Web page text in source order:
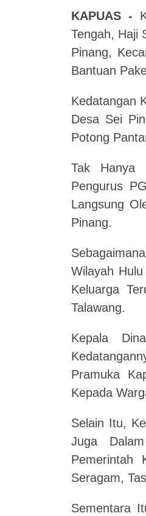
KAPUAS -
Tengah, Haji
Pinang,
Bantuan
Kedatangan
Desa Sei
Potong
Tak Hanya
Pengurus
Langsung
Pinang.
Wilayah
Keluarga
Talawang.
Kepala
Pramuka
Kepada
Selain Itu,
Juga
Pemerintah
Seragam,
Sementara